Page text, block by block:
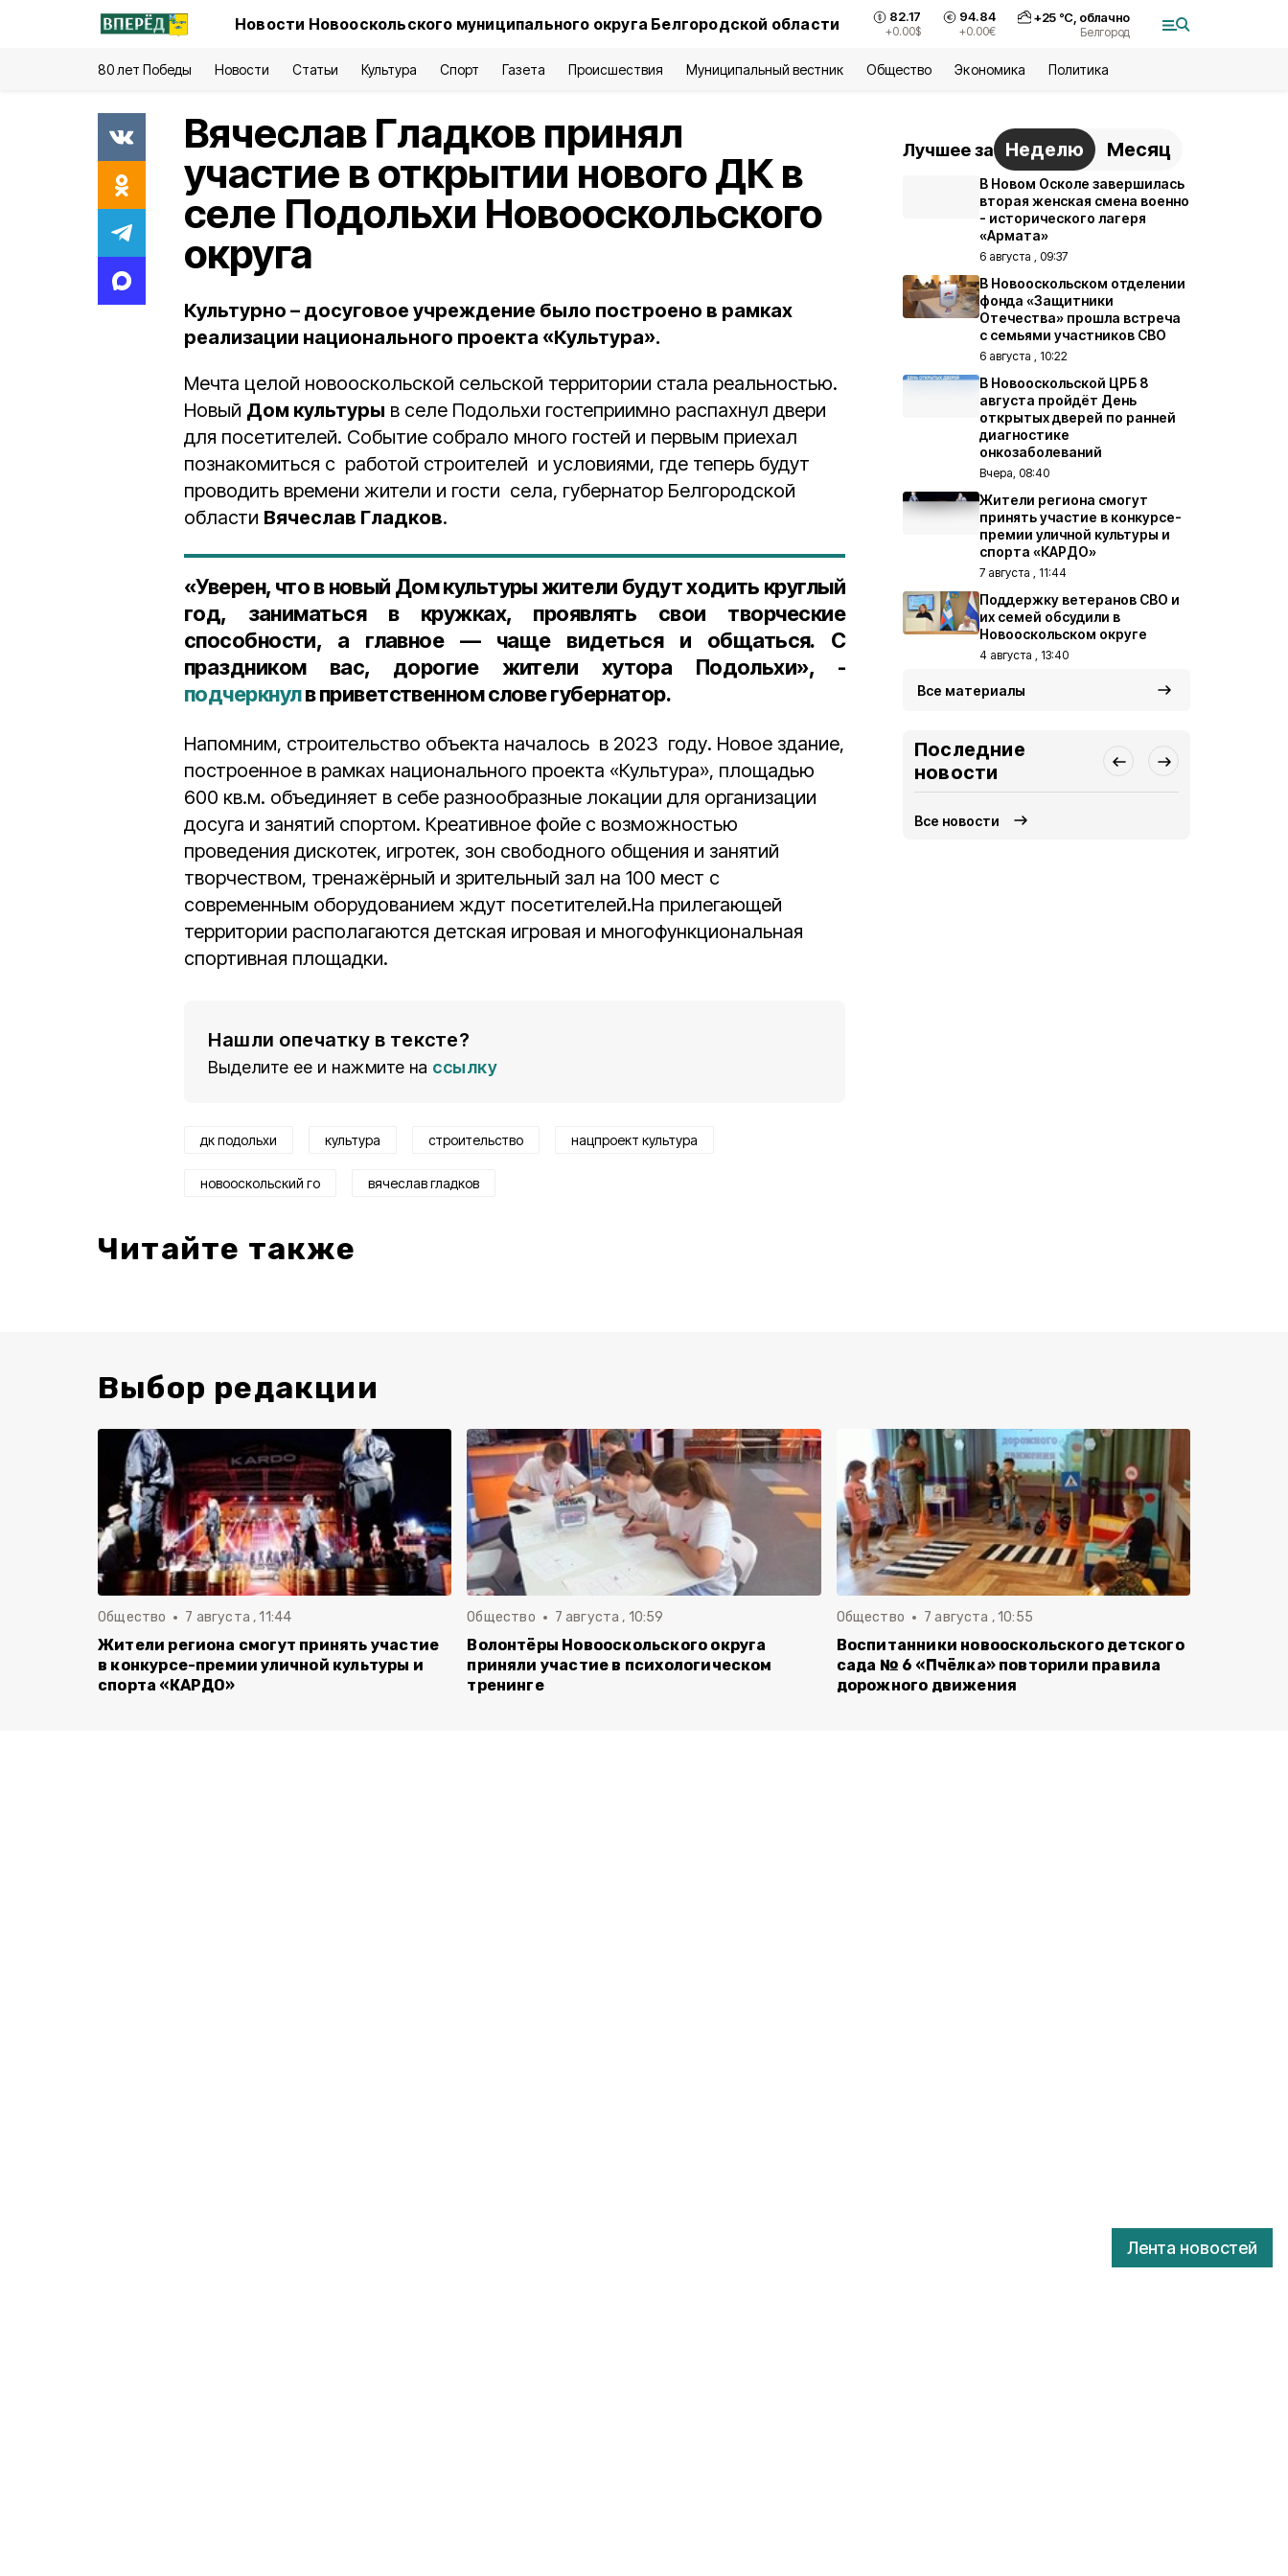
Новости Новооскольского муниципального округа Белгородской области 82.17
+0.00$
94.84
+0.00€
+25°С, облачно
Белгород
80 лет Победы Новости Статьи Культура Спорт Газета Происшествия Муниципальный вестник Общество Экономика Политика
Лента новостей
Вячеслав Гладков принял
участие в открытии нового ДК в
селе Подольхи Новооскольского
округа
Культурно – досуговое учреждение было построено в рамках
реализации национального проекта «Культура».
Мечта целой новооскольской сельской территории стала реальностью.
Новый Дом культуры в селе Подольхи гостеприимно распахнул двери
для посетителей. Событие собрало много гостей и первым приехал
познакомиться с работой строителей и условиями, где теперь будут
проводить времени жители и гости села, губернатор Белгородской
области Вячеслав Гладков.
«Уверен, что в новый Дом культуры жители будут ходить круглый
год, заниматься в кружках, проявлять свои творческие
способности, а главное — чаще видеться и общаться. С
праздником вас, дорогие жители хутора Подольхи», -
подчеркнулв приветственном слове губернатор.
Напомним, строительство объекта началось в 2023 году. Новое здание,
построенное в рамках национального проекта «Культура», площадью
600 кв.м. объединяет в себе разнообразные локации для организации
досуга и занятий спортом. Креативное фойе с возможностью
проведения дискотек, игротек, зон свободного общения и занятий
творчеством, тренажёрный и зрительный зал на 100 мест с
современным оборудованием ждут посетителей.На прилегающей
территории располагаются детская игровая и многофункциональная
спортивная площадки.
Нашли опечатку в тексте?
Выделите ее и нажмите на ссылку
дк подольхи культура строительство нацпроект культура
новооскольский го вячеслав гладков
Читайте также
Лучшее за Неделю Месяц
В Новом Осколе завершилась
вторая женская смена военно
- исторического лагеря
«Армата»
6 августа , 09:37
В Новооскольском отделении
фонда «Защитники
Отечества» прошла встреча
с семьями участников СВО
6 августа , 10:22
В Новооскольской ЦРБ 8
августа пройдёт День
открытых дверей по ранней
диагностике
онкозаболеваний
Вчера, 08:40
Жители региона смогут
принять участие в конкурсе-
премии уличной культуры и
спорта «КАРДО»
7 августа , 11:44
Поддержку ветеранов СВО и
их семей обсудили в
Новооскольском округе
4 августа , 13:40
Все материалы
Последние
новости
Все новости
Выбор редакции
Общество 7 августа , 11:44
Жители региона смогут принять участие
в конкурсе-премии уличной культуры и
спорта «КАРДО»
Общество 7 августа , 10:59
Волонтёры Новооскольского округа
приняли участие в психологическом
тренинге
Общество 7 августа , 10:55
Воспитанники новооскольского детского
сада № 6 «Пчёлка» повторили правила
дорожного движения